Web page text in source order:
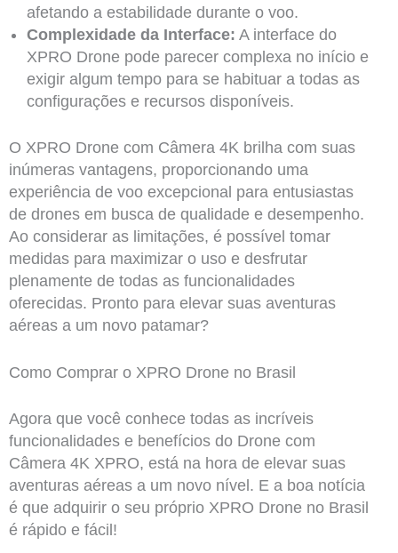
afetando a estabilidade durante o voo.
Complexidade da Interface: A interface do
XPRO Drone pode parecer complexa no início e
exigir algum tempo para se habituar a todas as
configurações e recursos disponíveis.
O XPRO Drone com Câmera 4K brilha com suas
inúmeras vantagens, proporcionando uma
experiência de voo excepcional para entusiastas
de drones em busca de qualidade e desempenho.
Ao considerar as limitações, é possível tomar
medidas para maximizar o uso e desfrutar
plenamente de todas as funcionalidades
oferecidas. Pronto para elevar suas aventuras
aéreas a um novo patamar?
Como Comprar o XPRO Drone no Brasil
Agora que você conhece todas as incríveis
funcionalidades e benefícios do Drone com
Câmera 4K XPRO, está na hora de elevar suas
aventuras aéreas a um novo nível. E a boa notícia
é que adquirir o seu próprio XPRO Drone no Brasil
é rápido e fácil!